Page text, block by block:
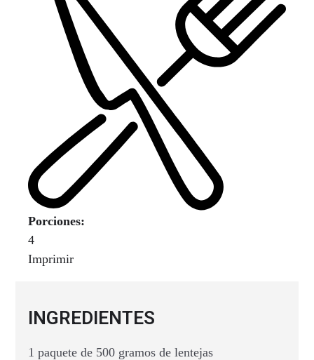
Porciones:
4
Imprimir
INGREDIENTES
1 paquete de 500 gramos de lentejas